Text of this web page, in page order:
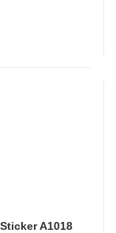
A1018